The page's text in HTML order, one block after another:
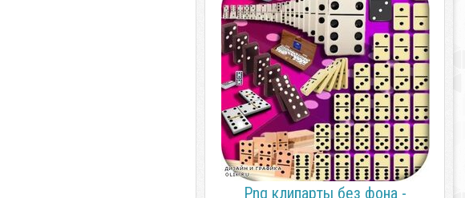
Png клипарты без фона -